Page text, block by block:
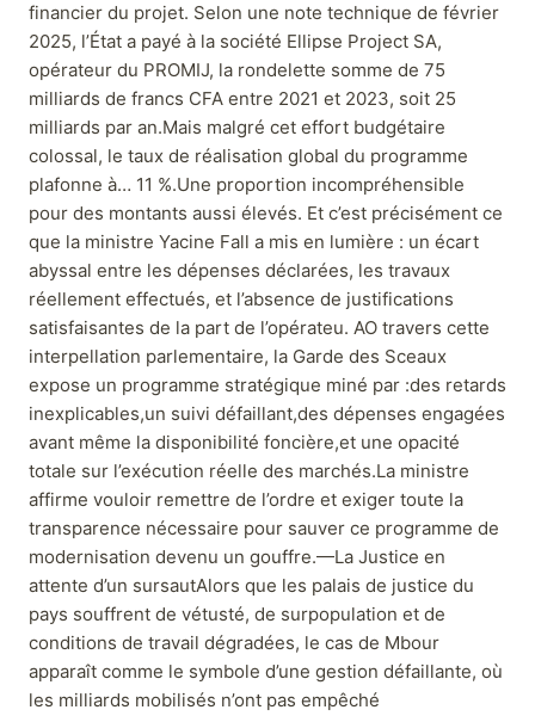
financier du projet. Selon une note technique de février
2025, l’État a payé à la société Ellipse Project SA,
opérateur du PROMIJ, la rondelette somme de 75
milliards de francs CFA entre 2021 et 2023, soit 25
milliards par an.Mais malgré cet effort budgétaire
colossal, le taux de réalisation global du programme
plafonne à… 11 %.Une proportion incompréhensible
pour des montants aussi élevés. Et c’est précisément ce
que la ministre Yacine Fall a mis en lumière : un écart
abyssal entre les dépenses déclarées, les travaux
réellement effectués, et l’absence de justifications
satisfaisantes de la part de l’opérateu. AO travers cette
interpellation parlementaire, la Garde des Sceaux
expose un programme stratégique miné par :des retards
inexplicables,un suivi défaillant,des dépenses engagées
avant même la disponibilité foncière,et une opacité
totale sur l’exécution réelle des marchés.La ministre
affirme vouloir remettre de l’ordre et exiger toute la
transparence nécessaire pour sauver ce programme de
modernisation devenu un gouffre.—La Justice en
attente d’un sursautAlors que les palais de justice du
pays souffrent de vétusté, de surpopulation et de
conditions de travail dégradées, le cas de Mbour
apparaît comme le symbole d’une gestion défaillante, où
les milliards mobilisés n’ont pas empêché